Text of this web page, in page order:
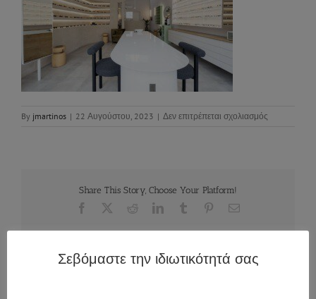
By jmartinos | 22 Αυγούστου, 2023 | Δεν επιτρέπεται σχολιασμός
Share This Story, Choose Your Platform!
Facebook RedditLinkedInTumblr PinterestEmail
Σεβόμαστε την ιδιωτικότητά σας